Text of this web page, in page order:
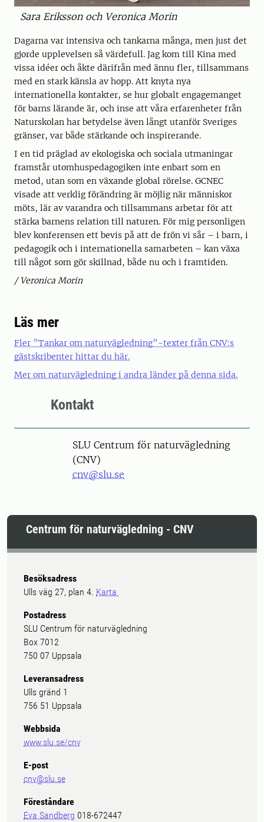
Sara Eriksson och Veronica Morin
Dagarna var intensiva och tankarna många, men just det
gjorde upplevelsen så värdefull. Jag kom till Kina med
vissa idéer och åkte därifrån med ännu fler, tillsammans
med en stark känsla av hopp. Att knyta nya
internationella kontakter, se hur globalt engagemanget
för barns lärande är, och inse att våra erfarenheter från
Naturskolan har betydelse även långt utanför Sveriges
gränser, var både stärkande och inspirerande.
I en tid präglad av ekologiska och sociala utmaningar
framstår utomhuspedagogiken inte enbart som en
metod, utan som en växande global rörelse. GCNEC
visade att verklig förändring är möjlig när människor
möts, lär av varandra och tillsammans arbetar för att
stärka barnens relation till naturen. För mig personligen
blev konferensen ett bevis på att de frön vi sår – i barn, i
pedagogik och i internationella samarbeten – kan växa
till något som gör skillnad, både nu och i framtiden.
/ Veronica Morin
Läs mer
Fler ”Tankar om naturvägledning”-texter från CNV:s
gästskribenter hittar du här.
Mer om naturvägledning i andra länder på denna sida.
Kontakt
SLU Centrum för naturvägledning
(CNV)
cnv@slu.se
Centrum för naturvägledning - CNV
Besöksadress
Ulls väg 27, plan 4. Karta
Postadress
SLU Centrum för naturvägledning
Box 7012
750 07 Uppsala
Leveransadress
Ulls gränd 1
756 51 Uppsala
Webbsida
www.slu.se/cnv
E-post
cnv@slu.se
Föreståndare
Eva Sandberg 018-672447